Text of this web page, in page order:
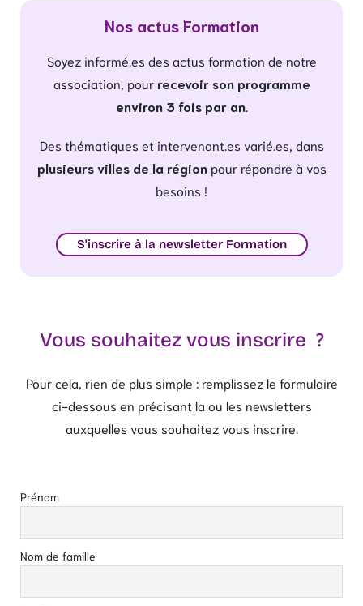
Nos actus Formation
Soyez informé.es des actus formation de notre
association, pourrecevoir son programme
environ 3 fois par an.
Des thématiques et intervenant.es varié.es, dans
plusieurs villes de la régionpour répondre à vos
besoins !
S'inscrire à la newsletter Formation
Vous souhaitez vous inscrire ?
Pour cela, rien de plus simple : remplissez le formulaire
ci-dessous en précisant la ou les newsletters
auxquelles vous souhaitez vous inscrire.
Prénom
Nom de famille